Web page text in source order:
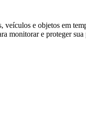
e objetos em
monitorar e proteger